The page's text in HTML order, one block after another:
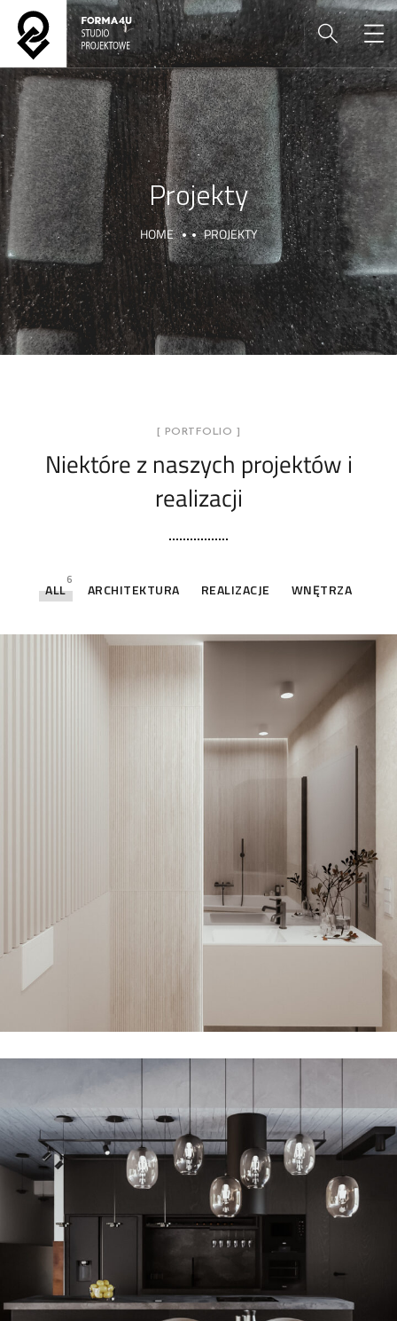
Projekty
HOME PROJEKTY
[ PORTFOLIO ]
Niektóre z naszych projektów i
realizacji
ALL
6
ARCHITEKTURA REALIZACJE WNĘTRZA
Beżowy Minimalizm w Łazience we
WNĘTRZA
Feel the Black w Domu pod Krakowem
WNĘTRZA